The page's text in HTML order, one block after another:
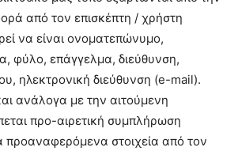
από τον επισκέπτη / χρήστη
να είναι ονοματεπώνυμο,
φύλο, επάγγελμα, διεύθυνση,
ηλεκτρονική διεύθυνση (e-mail).
ανάλογα με την αιτούμενη
προ-αιρετική συμπλήρωση
προαναφερόμενα στοιχεία από τον